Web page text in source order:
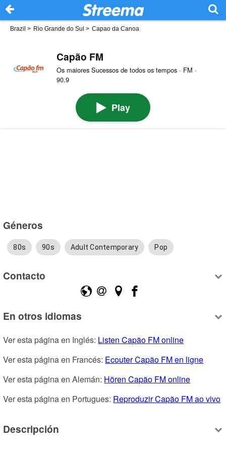
Brazil > Rio Grande do Sul > Capao da Canoa
Capão FM
Os maiores Sucessos de todos os tempos · FM ·
90.9
Play
Géneros
80s 90s Adult Contemporary Pop
Contacto
En otros idiomas
Ver esta página en Inglés: Listen Capão FM online
Ver esta página en Francés: Ecouter Capão FM en ligne
Ver esta página en Alemán: Hören Capão FM online
Ver esta página en Portugues: Reproduzir Capão FM ao vivo
Descripción